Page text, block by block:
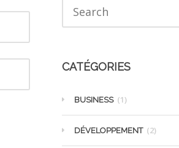
CATÉGORIES
BUSINESS (1)
DÉVELOPPEMENT (2)